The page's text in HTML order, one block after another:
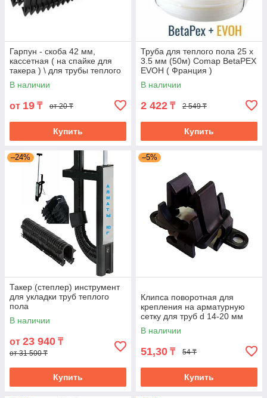
Гарпун - скоба 42 мм,
кассетная ( на спайке для
такера ) \ для трубы теплого
пола 16-20 мм
В наличии
от 19 ₸ от 20 ₸
Купить
Труба для теплого пола 25 x
3.5 мм (50м) Comap BetaPEX
EVOH ( Франция )
В наличии
2 422 ₸ 2 549 ₸
Купить
–24%
Такер (степлер) инструмент
для укладки труб теплого
пола
В наличии
от 23 940 ₸
от 31 500 ₸
Купить
–5%
Клипса поворотная для
крепления на арматурную
сетку для труб d 14-20 мм
В наличии
51,30 ₸ 54 ₸
Купить